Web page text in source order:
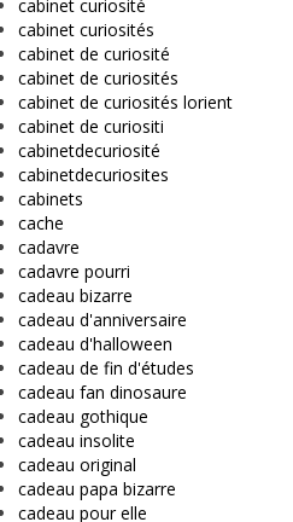
cabinet curiosité
cabinet curiosités
cabinet de curiosité
cabinet de curiosités
cabinet de curiosités lorient
cabinet de curiositi
cabinetdecuriosité
cabinetdecuriosites
cabinets
cache
cadavre
cadavre pourri
cadeau bizarre
cadeau d'anniversaire
cadeau d'halloween
cadeau de fin d'études
cadeau fan dinosaure
cadeau gothique
cadeau insolite
cadeau original
cadeau papa bizarre
cadeau pour elle